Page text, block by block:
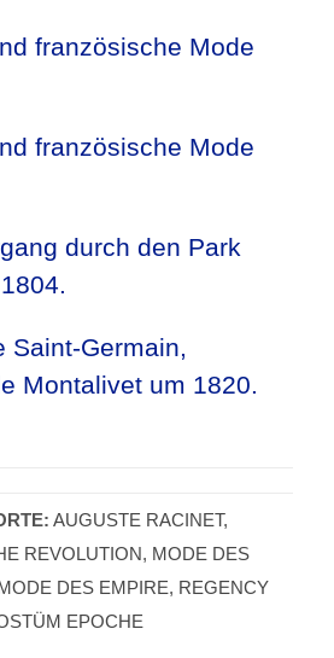
französische Mode
französische Mode
durch den Park
Saint-Germain,
Montalivet um 1820.
AUGUSTE RACINET,
REVOLUTION, MODE DES
DES EMPIRE, REGENCY
EPOCHE